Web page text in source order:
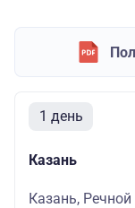
1 день
Казань
Казань, Речной